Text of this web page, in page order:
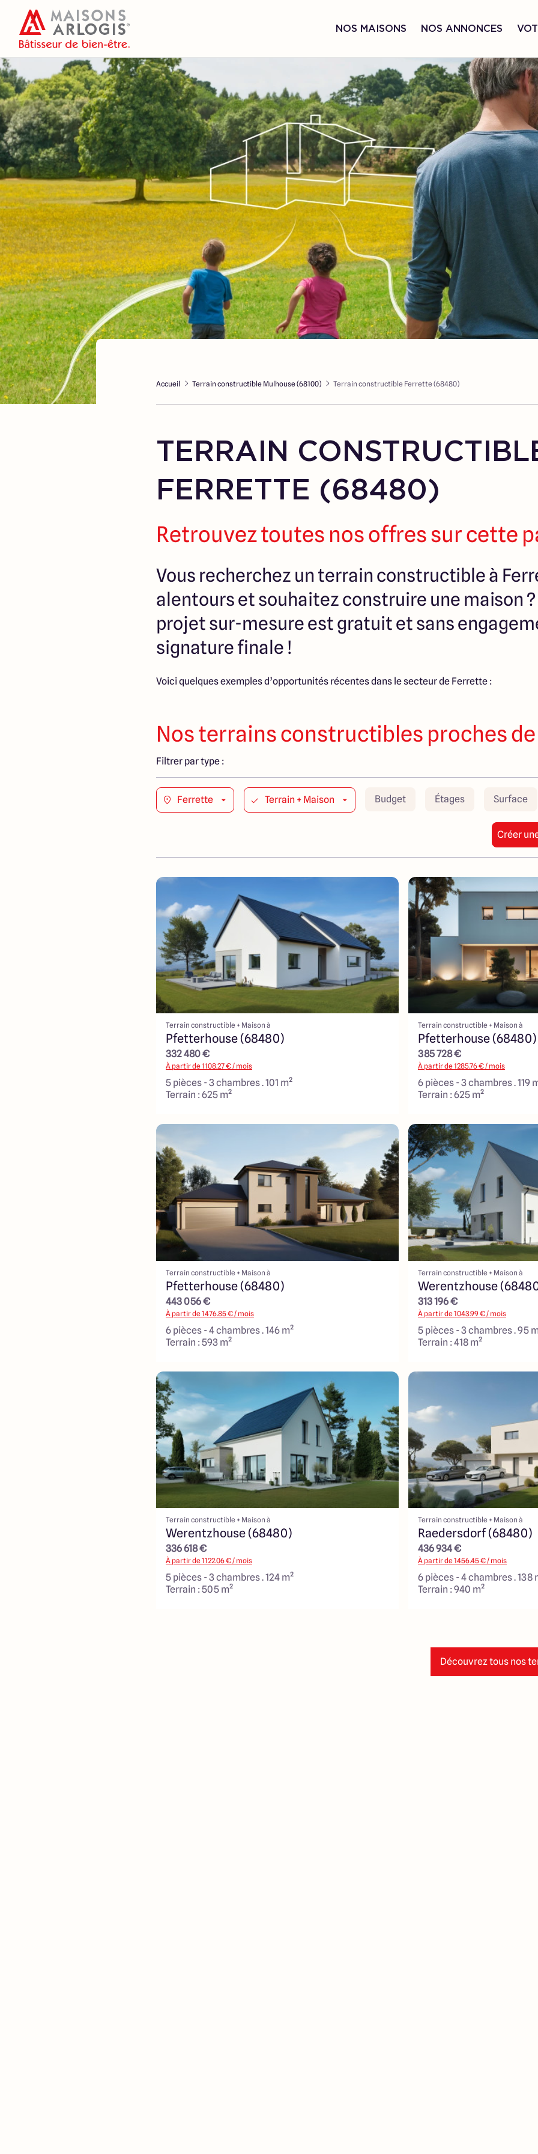
NOS MAISONS NOS ANNONCES
Accueil Terrain constructible Mulhouse (68100) Terrain constructible Ferrette (68480)
TERRAIN
FERRETTE (68480)
Retrouvez toutes nos offres sur cette
Vous recherchez un terrain constructible à
alentours et souhaitez construire une maison
projet sur-mesure est gratuit et sans
signature finale !
Voici quelques exemples d’opportunités récentes dans le secteur de Ferrette :
Nos terrains constructibles proches
Filtrer par type :
Ferrette Terrain + Maison Budget Étages Surface
Créer
Terrain constructible + Maison à
Pfetterhouse (68480)
332 480 €
À partir de1108.27€ / mois
5 pièces - 3 chambres . 101 m²
Terrain : 625 m²
Terrain constructible + Maison à
Pfetterhouse (68480)
385 728 €
À partir de1285.76€ / mois
6 pièces - 3 chambres . 119
Terrain : 625 m²
Terrain constructible + Maison à
Pfetterhouse (68480)
443 056 €
À partir de1476.85€ / mois
6 pièces - 4 chambres . 146 m²
Terrain : 593 m²
Terrain constructible + Maison à
Werentzhouse
313 196 €
À partir de1043.99€ / mois
5 pièces - 3 chambres . 95
Terrain : 418 m²
Terrain constructible + Maison à
Werentzhouse (68480)
336 618 €
À partir de1122.06€ / mois
5 pièces - 3 chambres . 124 m²
Terrain : 505 m²
Terrain constructible + Maison à
Raedersdorf (68480)
436 934 €
À partir de1456.45€ / mois
6 pièces - 4 chambres . 138
Terrain : 940 m²
Découvrez tous nos